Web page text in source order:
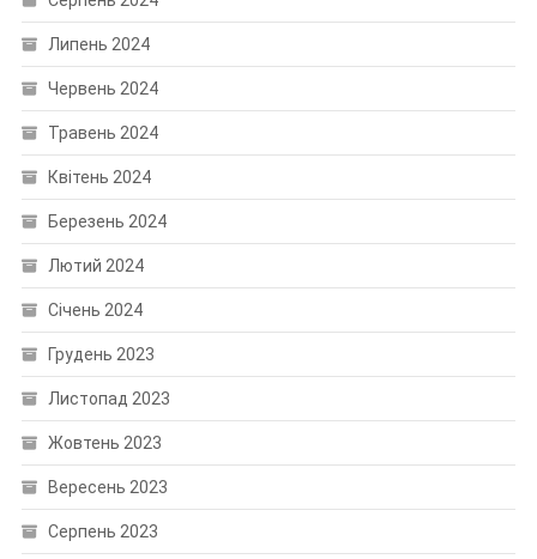
Липень 2024
Червень 2024
Травень 2024
Квітень 2024
Березень 2024
Лютий 2024
Січень 2024
Грудень 2023
Листопад 2023
Жовтень 2023
Вересень 2023
Серпень 2023